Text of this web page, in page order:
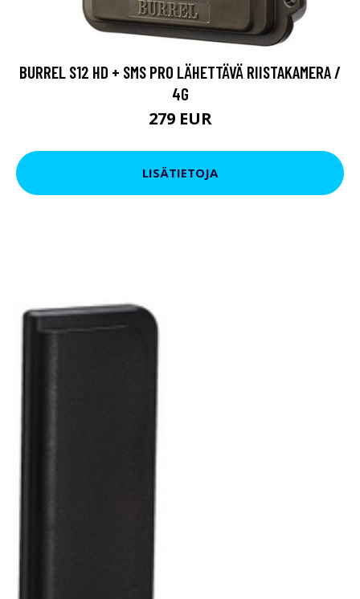
BURREL S12 HD + SMS PRO LÄHETTÄVÄ RIISTAKAMERA /
4G
279 EUR
LISÄTIETOJA